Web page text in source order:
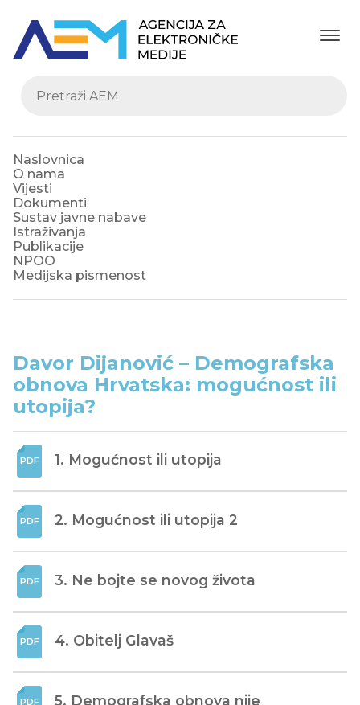
Naslovnica
O nama
Vijesti
Dokumenti
Sustav javne nabave
Istraživanja
Publikacije
NPOO
Medijska pismenost
Davor Dijanović – Demografska
obnova Hrvatska: mogućnost ili
utopija?
1. Mogućnost ili utopija
2. Mogućnost ili utopija 2
3. Ne bojte se novog života
4. Obitelj Glavaš
5. Demografska obnova nije